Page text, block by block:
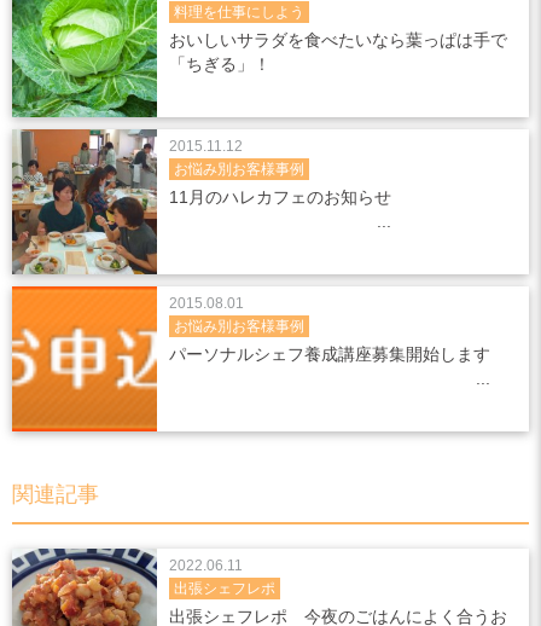
おいしいサラダを食べたいなら葉っぱは手で
「ちぎる」！
料理を仕事にしよう
11月のハレカフェのお知らせ
お悩み別お客様事例
2015.11.12
パーソナルシェフ養成講座募集開始します
お悩み別お客様事例
2015.08.01
関連記事
出張シェフレポ 今夜のごはんによく合うお
出張シェフレポ
2022.06.11